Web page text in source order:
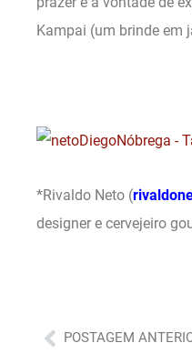
Kampai (um brinde em
*Rivaldo Neto (
designer e cervejeiro
Anterior
POSTAGEM